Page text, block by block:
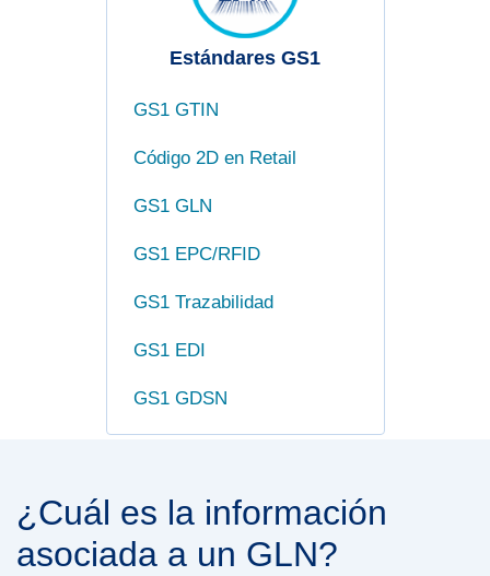
Estándares GS1
GS1 GTIN
Código 2D en Retail
GS1 GLN
GS1 EPC/RFID
GS1 Trazabilidad
GS1 EDI
GS1 GDSN
¿Cuál es la información
asociada a un GLN?